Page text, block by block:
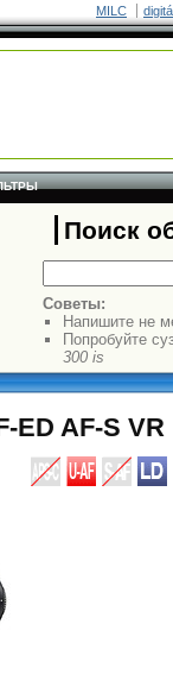
MILC
Поиск
Советы:
Напишите не
Попробуйте
300 is
ED AF-S VR